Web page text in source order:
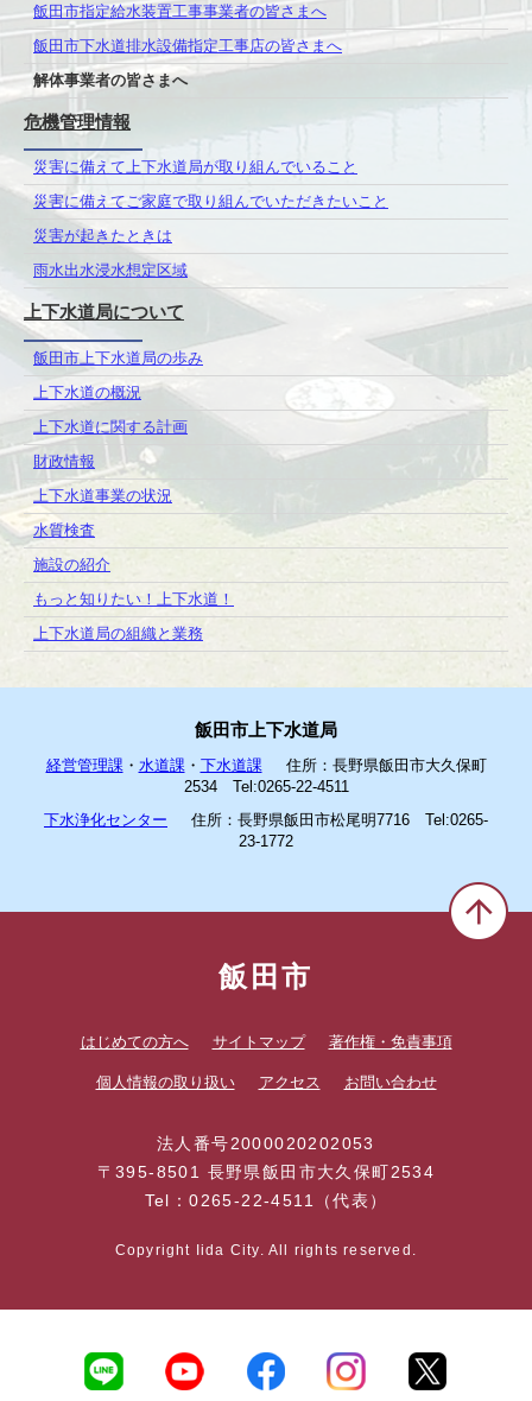
飯田市指定給水装置工事事業者の皆さまへ
飯田市下水道排水設備指定工事店の皆さまへ
解体事業者の皆さまへ
危機管理情報
災害に備えて上下水道局が取り組んでいること
災害に備えてご家庭で取り組んでいただきたいこと
災害が起きたときは
雨水出水浸水想定区域
上下水道局について
飯田市上下水道局の歩み
上下水道の概況
上下水道に関する計画
財政情報
上下水道事業の状況
水質検査
施設の紹介
もっと知りたい！上下水道！
上下水道局の組織と業務
飯田市上下水道局
経営管理課・ 水道課・ 下水道課
住所：長野県飯田市大久保町
2534 Tel:0265-22-4511
下水浄化センター
住所：長野県飯田市松尾明7716 Tel:0265-
23-1772
飯田市
はじめての方へ サイトマップ 著作権・免責事項
個人情報の取り扱い アクセス お問い合わせ
法人番号2000020202053
〒395-8501 長野県飯田市大久保町2534
Tel：0265-22-4511（代表）
Copyright Iida City. All rights reserved.